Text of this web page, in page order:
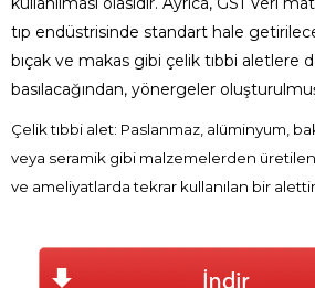
tıp endüstrisinde standart hale
bıçak ve makas gibi çelik tıbbi aletlere
basılacağından, yönergeler
Çelik tıbbi alet: Paslanmaz, alüminyum,
veya seramik gibi malzemelerden
ve ameliyatlarda tekrar kullanılan bir alettir.